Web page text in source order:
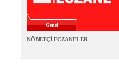
Genel
NÖBETÇİ ECZANELER